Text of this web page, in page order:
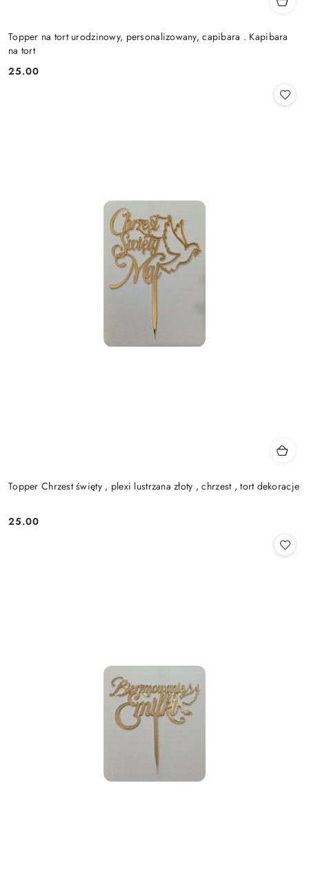
Topper na tort urodzinowy, personalizowany, capibara . Kapibara
na tort
Cena:
25.00
Topper Chrzest święty , plexi lustrzana złoty , chrzest , tort dekoracje
Cena:
25.00